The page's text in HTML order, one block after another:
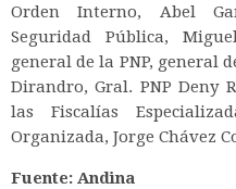
Orden Interno, Abel
Seguridad Pública,
general de la PNP, general
Dirandro, Gral. PNP Deny
las Fiscalías
Organizada, Jorge Chávez
Fuente: Andina